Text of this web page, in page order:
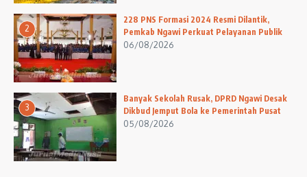
2
228 PNS Formasi 2024 Resmi Dilantik,
Pemkab Ngawi Perkuat Pelayanan Publik
06/08/2026
3
Banyak Sekolah Rusak, DPRD Ngawi Desak
Dikbud Jemput Bola ke Pemerintah Pusat
05/08/2026